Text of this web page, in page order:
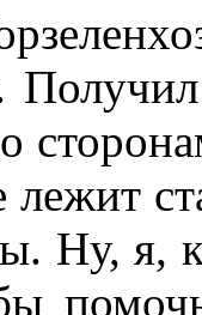
лежит
Ну, я,